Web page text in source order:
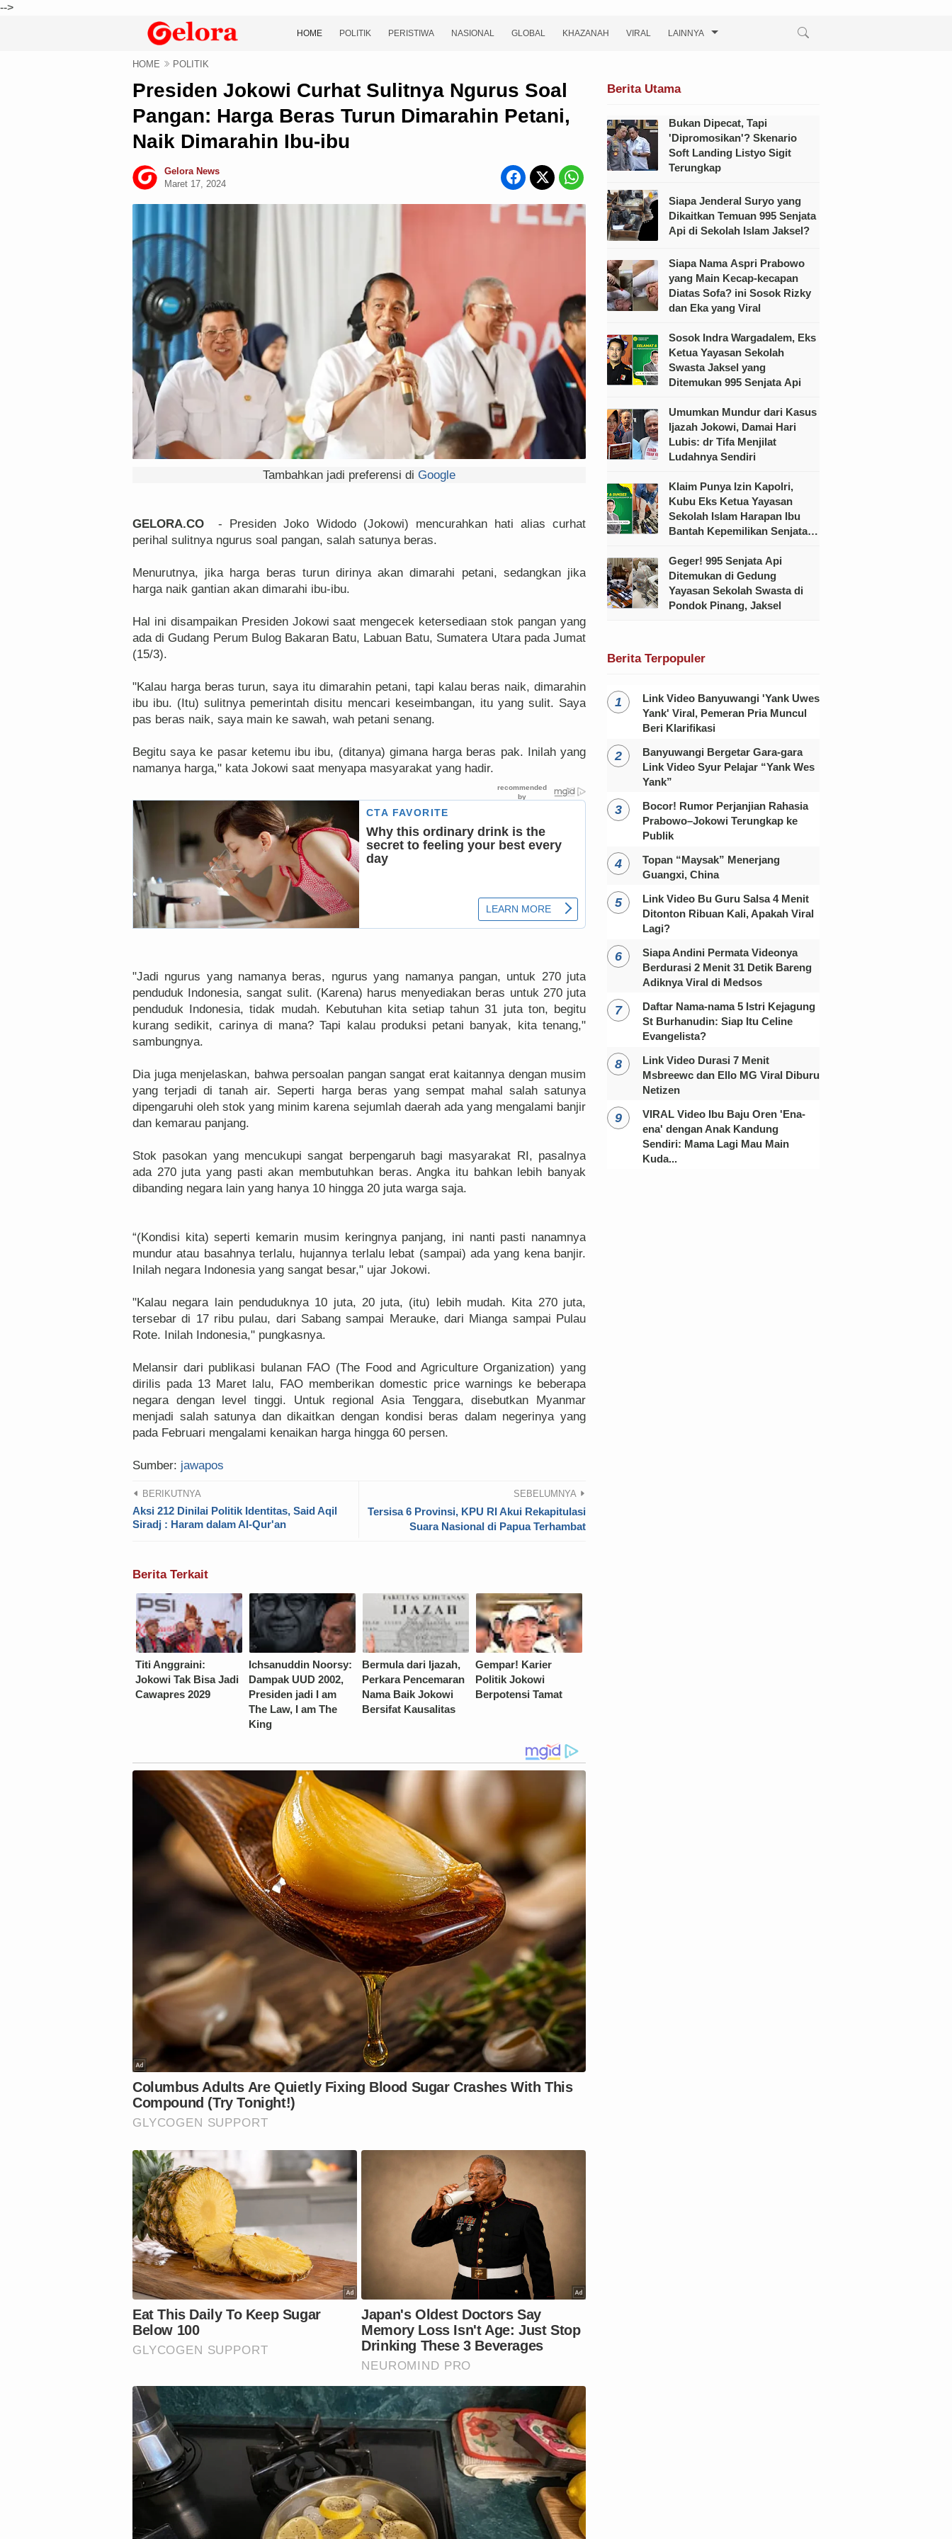
-->
HOME POLITIK PERISTIWA NASIONAL GLOBAL KHAZANAH VIRAL LAINNYA
HOME POLITIK
Presiden Jokowi Curhat Sulitnya Ngurus Soal
Pangan: Harga Beras Turun Dimarahin Petani,
Naik Dimarahin Ibu-ibu
Gelora News
Maret 17, 2024
Tambahkan jadi preferensi di Google
GELORA.CO - Presiden Joko Widodo (Jokowi) mencurahkan hati alias curhat
perihal sulitnya ngurus soal pangan, salah satunya beras.
Menurutnya, jika harga beras turun dirinya akan dimarahi petani, sedangkan jika
harga naik gantian akan dimarahi ibu-ibu.
Hal ini disampaikan Presiden Jokowi saat mengecek ketersediaan stok pangan yang
ada di Gudang Perum Bulog Bakaran Batu, Labuan Batu, Sumatera Utara pada Jumat
(15/3).
"Kalau harga beras turun, saya itu dimarahin petani, tapi kalau beras naik, dimarahin
ibu ibu. (Itu) sulitnya pemerintah disitu mencari keseimbangan, itu yang sulit. Saya
pas beras naik, saya main ke sawah, wah petani senang.
Begitu saya ke pasar ketemu ibu ibu, (ditanya) gimana harga beras pak. Inilah yang
namanya harga," kata Jokowi saat menyapa masyarakat yang hadir.
"Jadi ngurus yang namanya beras, ngurus yang namanya pangan, untuk 270 juta
penduduk Indonesia, sangat sulit. (Karena) harus menyediakan beras untuk 270 juta
penduduk Indonesia, tidak mudah. Kebutuhan kita setiap tahun 31 juta ton, begitu
kurang sedikit, carinya di mana? Tapi kalau produksi petani banyak, kita tenang,"
sambungnya.
Dia juga menjelaskan, bahwa persoalan pangan sangat erat kaitannya dengan musim
yang terjadi di tanah air. Seperti harga beras yang sempat mahal salah satunya
dipengaruhi oleh stok yang minim karena sejumlah daerah ada yang mengalami banjir
dan kemarau panjang.
Stok pasokan yang mencukupi sangat berpengaruh bagi masyarakat RI, pasalnya
ada 270 juta yang pasti akan membutuhkan beras. Angka itu bahkan lebih banyak
dibanding negara lain yang hanya 10 hingga 20 juta warga saja.
“(Kondisi kita) seperti kemarin musim keringnya panjang, ini nanti pasti nanamnya
mundur atau basahnya terlalu, hujannya terlalu lebat (sampai) ada yang kena banjir.
Inilah negara Indonesia yang sangat besar," ujar Jokowi.
"Kalau negara lain penduduknya 10 juta, 20 juta, (itu) lebih mudah. Kita 270 juta,
tersebar di 17 ribu pulau, dari Sabang sampai Merauke, dari Mianga sampai Pulau
Rote. Inilah Indonesia," pungkasnya.
Melansir dari publikasi bulanan FAO (The Food and Agriculture Organization) yang
dirilis pada 13 Maret lalu, FAO memberikan domestic price warnings ke beberapa
negara dengan level tinggi. Untuk regional Asia Tenggara, disebutkan Myanmar
menjadi salah satunya dan dikaitkan dengan kondisi beras dalam negerinya yang
pada Februari mengalami kenaikan harga hingga 60 persen.
Sumber: jawapos
BERIKUTNYA
Aksi 212 Dinilai Politik Identitas, Said Aqil
Siradj : Haram dalam Al-Qur'an
SEBELUMNYA
Tersisa 6 Provinsi, KPU RI Akui Rekapitulasi
Suara Nasional di Papua Terhambat
Berita Terkait
Titi Anggraini:
Jokowi Tak Bisa Jadi
Cawapres 2029
Ichsanuddin Noorsy:
Dampak UUD 2002,
Presiden jadi I am
The Law, I am The
King
Bermula dari Ijazah,
Perkara Pencemaran
Nama Baik Jokowi
Bersifat Kausalitas
Gempar! Karier
Politik Jokowi
Berpotensi Tamat
Berita Utama
Bukan Dipecat, Tapi
'Dipromosikan'? Skenario
Soft Landing Listyo Sigit
Terungkap
Siapa Jenderal Suryo yang
Dikaitkan Temuan 995 Senjata
Api di Sekolah Islam Jaksel?
Siapa Nama Aspri Prabowo
yang Main Kecap-kecapan
Diatas Sofa? ini Sosok Rizky
dan Eka yang Viral
Sosok Indra Wargadalem, Eks
Ketua Yayasan Sekolah
Swasta Jaksel yang
Ditemukan 995 Senjata Api
Umumkan Mundur dari Kasus
Ijazah Jokowi, Damai Hari
Lubis: dr Tifa Menjilat
Ludahnya Sendiri
Klaim Punya Izin Kapolri,
Kubu Eks Ketua Yayasan
Sekolah Islam Harapan Ibu
Bantah Kepemilikan Senjata
Geger! 995 Senjata Api
Ditemukan di Gedung
Yayasan Sekolah Swasta di
Pondok Pinang, Jaksel
Berita Terpopuler
Link Video Banyuwangi 'Yank Uwes
Yank' Viral, Pemeran Pria Muncul
Beri Klarifikasi
Banyuwangi Bergetar Gara-gara
Link Video Syur Pelajar “Yank Wes
Yank”
Bocor! Rumor Perjanjian Rahasia
Prabowo–Jokowi Terungkap ke
Publik
Topan “Maysak” Menerjang
Guangxi, China
Link Video Bu Guru Salsa 4 Menit
Ditonton Ribuan Kali, Apakah Viral
Lagi?
Siapa Andini Permata Videonya
Berdurasi 2 Menit 31 Detik Bareng
Adiknya Viral di Medsos
Daftar Nama-nama 5 Istri Kejagung
St Burhanudin: Siap Itu Celine
Evangelista?
Link Video Durasi 7 Menit
Msbreewc dan Ello MG Viral Diburu
Netizen
VIRAL Video Ibu Baju Oren 'Ena-
ena' dengan Anak Kandung
Sendiri: Mama Lagi Mau Main
Kuda...